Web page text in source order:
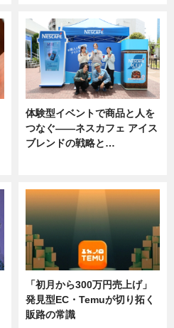
体験型イベントで商品と人を
つなぐ――ネスカフェ アイス
ブレンドの戦略と…
「初月から300万円売上げ」
発見型EC・Temuが切り拓く
販路の常識